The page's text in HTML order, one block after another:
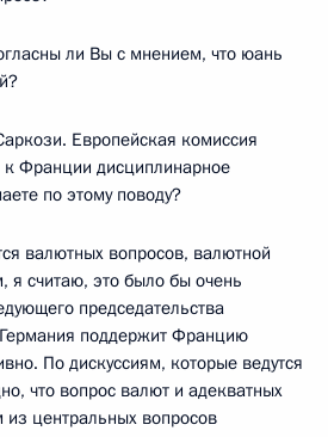
ли Вы с мнением, что юань
Европейская комиссия
к Франции дисциплинарное
по этому поводу?
валютных вопросов, валютной
я считаю, это было бы очень
председательства
поддержит Францию
По дискуссиям, которые ведутся
что вопрос валют и адекватных
из центральных вопросов